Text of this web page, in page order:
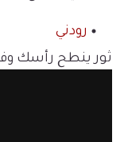
رودني
ثور ينطح رأسك